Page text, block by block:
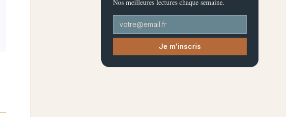
Nos meilleures lectures chaque semaine.
Je m'inscris